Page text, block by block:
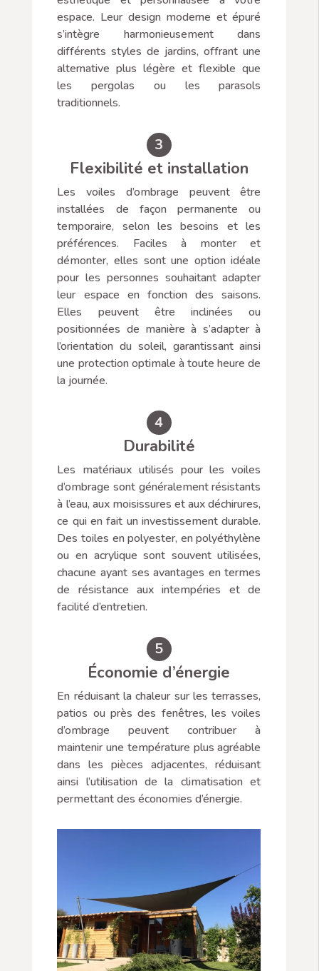
espace. Leur design moderne et épuré
s’intègre harmonieusement dans
différents styles de jardins, offrant une
alternative plus légère et flexible que
les pergolas ou les parasols
traditionnels.
3
Flexibilité et installation
Les voiles d’ombrage peuvent être
installées de façon permanente ou
temporaire, selon les besoins et les
préférences. Faciles à monter et
démonter, elles sont une option idéale
pour les personnes souhaitant adapter
leur espace en fonction des saisons.
Elles peuvent être inclinées ou
positionnées de manière à s’adapter à
l’orientation du soleil, garantissant ainsi
une protection optimale à toute heure de
la journée.
4
Durabilité
Les matériaux utilisés pour les voiles
d’ombrage sont généralement résistants
à l’eau, aux moisissures et aux déchirures,
ce qui en fait un investissement durable.
Des toiles en polyester, en polyéthylène
ou en acrylique sont souvent utilisées,
chacune ayant ses avantages en termes
de résistance aux intempéries et de
facilité d’entretien.
5
Économie d’énergie
En réduisant la chaleur sur les terrasses,
patios ou près des fenêtres, les voiles
d’ombrage peuvent contribuer à
maintenir une température plus agréable
dans les pièces adjacentes, réduisant
ainsi l’utilisation de la climatisation et
permettant des économies d’énergie.